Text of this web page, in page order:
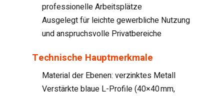
professionelle Arbeitsplätze
Ausgelegt für leichte gewerbliche Nutzung
und anspruchsvolle Privatbereiche
Technische Hauptmerkmale
Material der Ebenen: verzinktes Metall
Verstärkte blaue L-Profile (40×40 mm,